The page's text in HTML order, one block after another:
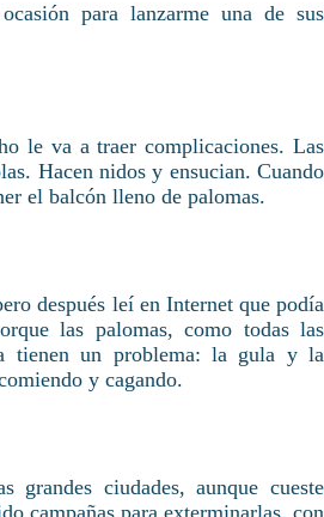
para lanzarme una de sus
le va a traer complicaciones. Las
Hacen nidos y ensucian. Cuando
el balcón lleno de palomas.
después leí en Internet que podía
las palomas, como todas las
tienen un problema: la gula y la
y cagando.
grandes ciudades, aunque cueste